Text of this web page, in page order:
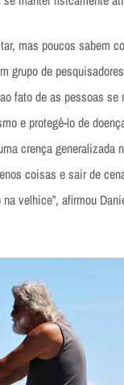
mas poucos sabem
grupo de
fato de as pessoas
e protegê-lo de
crença generalizada
coisas e sair de
velhice”, afirmou